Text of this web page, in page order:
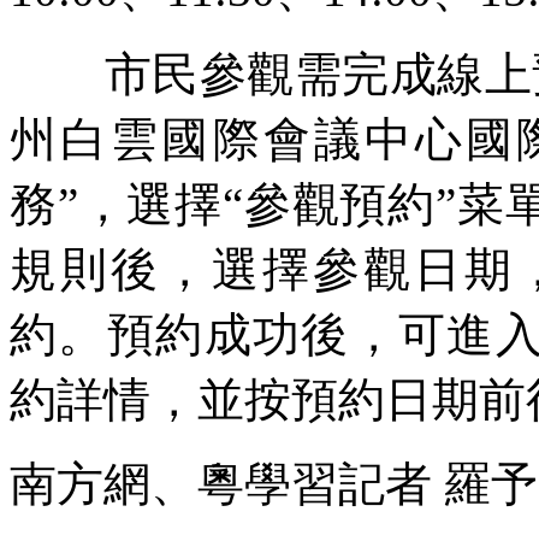
市民參觀需完成線上
州白雲國際會議中心國
務”，選擇“參觀預約”菜
規則後，選擇參觀日期
約。預約成功後，可進
約詳情，並按預約日期
南方網、粵學習記者 羅